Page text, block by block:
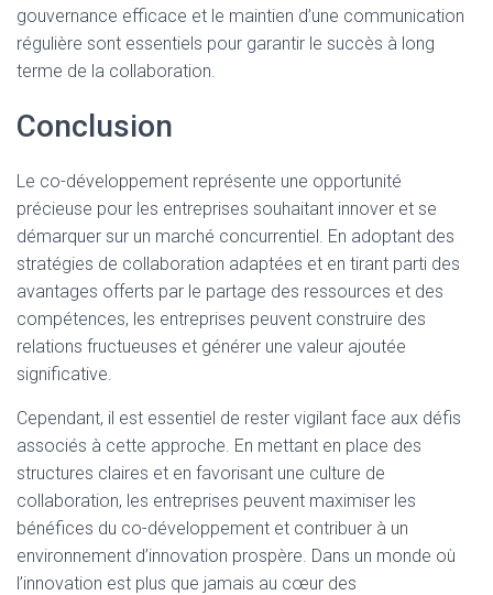
gouvernance efficace et le maintien d’une communication
régulière sont essentiels pour garantir le succès à long
terme de la collaboration.
Conclusion
Le co-développement représente une opportunité
précieuse pour les entreprises souhaitant innover et se
démarquer sur un marché concurrentiel. En adoptant des
stratégies de collaboration adaptées et en tirant parti des
avantages offerts par le partage des ressources et des
compétences, les entreprises peuvent construire des
relations fructueuses et générer une valeur ajoutée
significative.
Cependant, il est essentiel de rester vigilant face aux défis
associés à cette approche. En mettant en place des
structures claires et en favorisant une culture de
collaboration, les entreprises peuvent maximiser les
bénéfices du co-développement et contribuer à un
environnement d’innovation prospère. Dans un monde où
l’innovation est plus que jamais au cœur des